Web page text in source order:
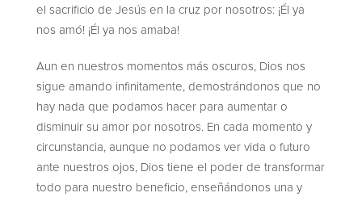
el sacrificio de Jesús en la cruz por nosotros: ¡Él ya
nos amó! ¡Él ya nos amaba!
Aun en nuestros momentos más oscuros, Dios nos
sigue amando infinitamente, demostrándonos que no
hay nada que podamos hacer para aumentar o
disminuir su amor por nosotros. En cada momento y
circunstancia, aunque no podamos ver vida o futuro
ante nuestros ojos, Dios tiene el poder de transformar
todo para nuestro beneficio, enseñándonos una y